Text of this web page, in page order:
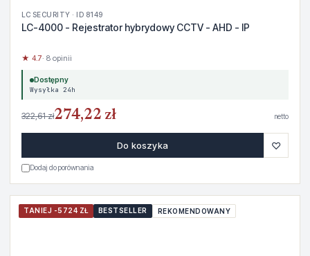
LC SECURITY · ID 8149
LC-4000 - Rejestrator hybrydowy CCTV - AHD - IP
★ 4.7· 8 opinii
Dostępny
Wysyłka 24h
322,61 zł274,22 zł netto
Do koszyka ♡
Dodaj do porównania
TANIEJ -5724 ZŁ BESTSELLER REKOMENDOWANY